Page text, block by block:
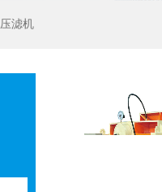
压滤机